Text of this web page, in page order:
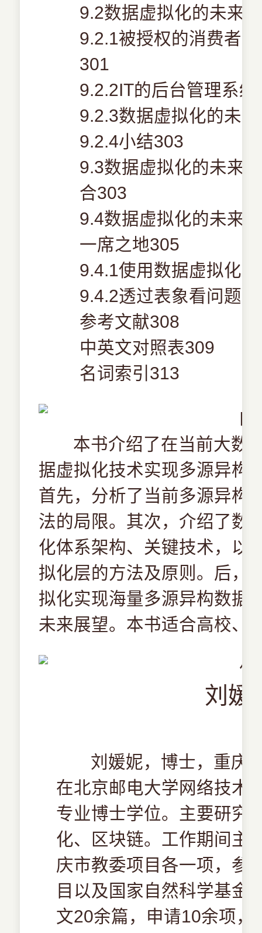
9.2数据虚拟化的未来
9.2.1被授权的消费者
301
9.2.2IT的后台管理系
9.2.3数据虚拟化的未
9.2.4小结303
9.3数据虚拟化的未来
合303
9.4数据虚拟化的未来
一席之地305
9.4.1使用数据虚拟化
9.4.2透过表象看问题
参考文献308
中英文对照表309
名词索引313
本书介绍了在当前大数
据虚拟化技术实现多源异构
首先，分析了当前多源异构
法的局限。其次，介绍了数
化体系架构、关键技术，以
拟化层的方法及原则。后，
拟化实现海量多源异构数据
未来展望。本书适合高校、
刘媛
刘媛妮，博士，重庆
在北京邮电大学网络技术
专业博士学位。主要研究
化、区块链。工作期间主
庆市教委项目各一项，参
目以及国家自然科学基金
文20余篇，申请10余项